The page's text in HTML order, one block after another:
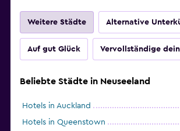
Weitere Städte Alternative
Auf gut Glück Vervollständige
Beliebte Städte in Neuseeland
Hotels in Auckland
Hotels in Queenstown